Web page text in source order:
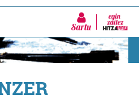
Sartu